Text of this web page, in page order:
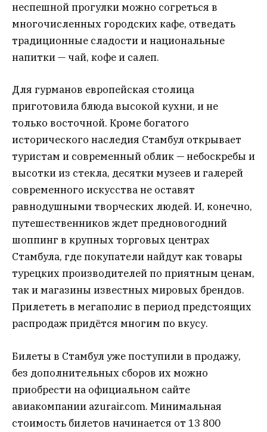
неспешной прогулки можно согреться в
многочисленных городских кафе, отведать
традиционные сладости и национальные
напитки — чай, кофе и салеп.
Для гурманов европейская столица
приготовила блюда высокой кухни, и не
только восточной. Кроме богатого
исторического наследия Стамбул открывает
туристам и современный облик — небоскребы и
высотки из стекла, десятки музеев и галерей
современного искусства не оставят
равнодушными творческих людей. И, конечно,
путешественников ждет предновогодний
шоппинг в крупных торговых центрах
Стамбула, где покупатели найдут как товары
турецких производителей по приятным ценам,
так и магазины известных мировых брендов.
Прилететь в мегаполис в период предстоящих
распродаж придётся многим по вкусу.
Билеты в Стамбул уже поступили в продажу,
без дополнительных сборов их можно
приобрести на официальном сайте
авиакомпании azurair.com. Минимальная
стоимость билетов начинается от 13 800